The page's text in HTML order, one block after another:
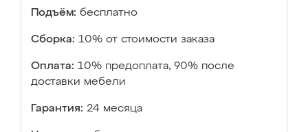
Подъём: бесплатно
Сборка: 10% от стоимости заказа
Оплата: 10% предоплата, 90% после
доставки мебели
Гарантия: 24 месяца